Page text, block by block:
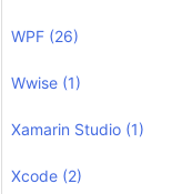
WPF (26)
Wwise (1)
Xamarin Studio (1)
Xcode (2)